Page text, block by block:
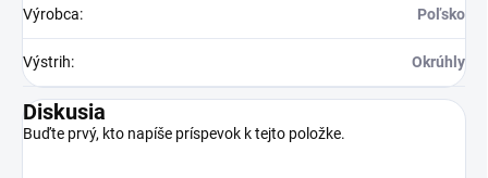
Výrobca: Poľsko
Výstrih: Okrúhly
Diskusia
Buďte prvý, kto napíše príspevok k tejto položke.